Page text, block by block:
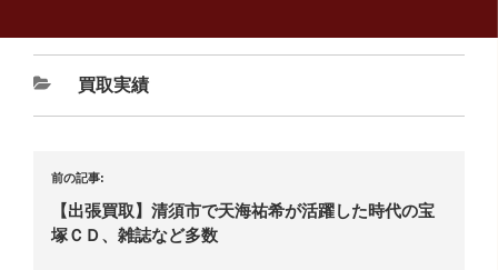
買取実績
前の記事:
【出張買取】清須市で天海祐希が活躍した時代の宝
塚ＣＤ、雑誌など多数